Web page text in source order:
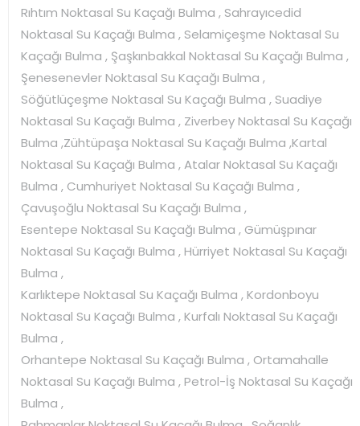
Rıhtım Noktasal Su Kaçağı Bulma , Sahrayıcedid
Noktasal Su Kaçağı Bulma , Selamiçeşme Noktasal Su
Kaçağı Bulma , Şaşkınbakkal Noktasal Su Kaçağı Bulma ,
Şenesenevler Noktasal Su Kaçağı Bulma ,
Söğütlüçeşme Noktasal Su Kaçağı Bulma , Suadiye
Noktasal Su Kaçağı Bulma , Ziverbey Noktasal Su Kaçağı
Bulma ,Zühtüpaşa Noktasal Su Kaçağı Bulma ,Kartal
Noktasal Su Kaçağı Bulma , Atalar Noktasal Su Kaçağı
Bulma , Cumhuriyet Noktasal Su Kaçağı Bulma ,
Çavuşoğlu Noktasal Su Kaçağı Bulma ,
Esentepe Noktasal Su Kaçağı Bulma , Gümüşpınar
Noktasal Su Kaçağı Bulma , Hürriyet Noktasal Su Kaçağı
Bulma ,
Karlıktepe Noktasal Su Kaçağı Bulma , Kordonboyu
Noktasal Su Kaçağı Bulma , Kurfalı Noktasal Su Kaçağı
Bulma ,
Orhantepe Noktasal Su Kaçağı Bulma , Ortamahalle
Noktasal Su Kaçağı Bulma , Petrol-İş Noktasal Su Kaçağı
Bulma ,